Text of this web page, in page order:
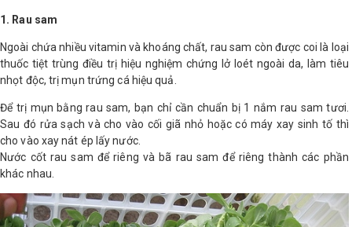
1. Rau sam
Ngoài chứa nhiều vitamin và khoáng chất, rau sam còn được coi là loại
thuốc tiệt trùng điều trị hiệu nghiệm chứng lở loét ngoài da, làm tiêu
nhọt độc, trị mụn trứng cá hiệu quả.
Để trị mụn bằng rau sam, bạn chỉ cần chuẩn bị 1 nắm rau sam tươi.
Sau đó rửa sạch và cho vào cối giã nhỏ hoặc có máy xay sinh tố thì
cho vào xay nát ép lấy nước.
Nước cốt rau sam để riêng và bã rau sam để riêng thành các phần
khác nhau.